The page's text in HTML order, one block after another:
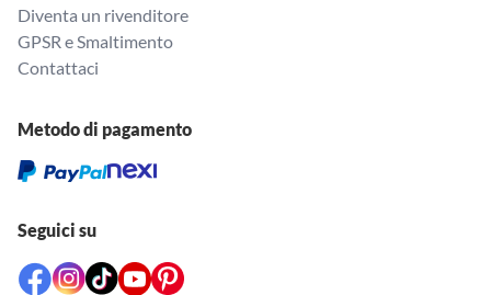
Diventa un rivenditore
GPSR e Smaltimento
Contattaci
Metodo di pagamento
Seguici su